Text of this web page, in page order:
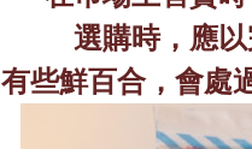
選購時，應以
有些鮮百合，會處